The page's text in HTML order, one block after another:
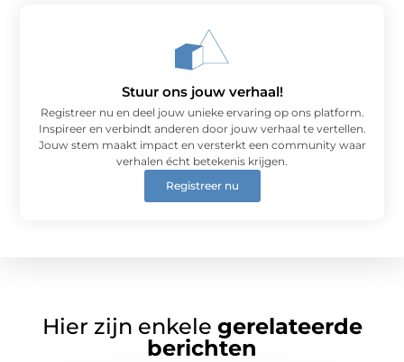
Stuur ons jouw verhaal!
Registreer nu en deel jouw unieke ervaring op ons platform.
Inspireer en verbindt anderen door jouw verhaal te vertellen.
Jouw stem maakt impact en versterkt een community waar
verhalen écht betekenis krijgen.
Registreer nu
Hier zijn enkele gerelateerde
berichten